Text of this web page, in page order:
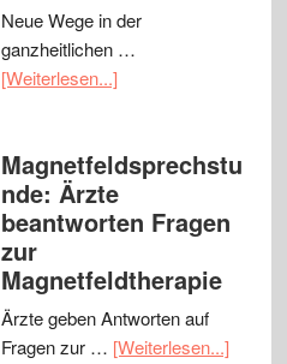
Neue Wege in der
ganzheitlichen …
[Weiterlesen...]
Magnetfeldsprechstu
nde: Ärzte
beantworten Fragen
zur
Magnetfeldtherapie
Ärzte geben Antworten auf
Fragen zur … [Weiterlesen...]